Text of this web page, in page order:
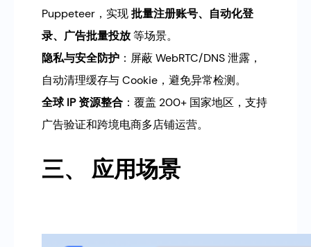
Puppeteer，实现批量注册账号、自动化登
录、广告批量投放等场景。
隐私与安全防护 ：屏蔽 WebRTC/DNS 泄露，
自动清理缓存与 Cookie，避免异常检测。
全球 IP 资源整合 ：覆盖 200+ 国家地区，支持
广告验证和跨境电商多店铺运营。
三、 应用场景